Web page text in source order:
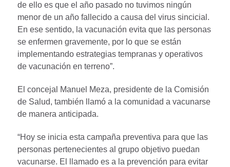
de ello es que el año pasado no tuvimos ningún
menor de un año fallecido a causa del virus sincicial.
En ese sentido, la vacunación evita que las personas
se enfermen gravemente, por lo que se están
implementando estrategias tempranas y operativos
de vacunación en terreno”.
El concejal Manuel Meza, presidente de la Comisión
de Salud, también llamó a la comunidad a vacunarse
de manera anticipada.
“Hoy se inicia esta campaña preventiva para que las
personas pertenecientes al grupo objetivo puedan
vacunarse. El llamado es a la prevención para evitar